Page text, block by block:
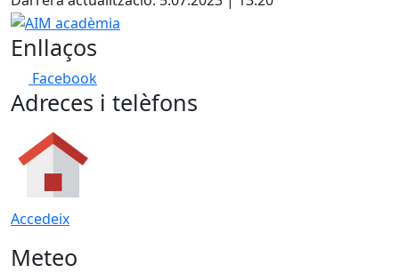
−
AIM acadèmia
Enllaços
Facebook
Adreces i telèfons
Accedeix
Meteo